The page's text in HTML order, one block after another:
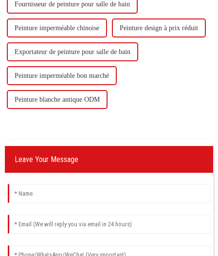
Fournisseur de peinture pour salle de bain
Peinture imperméable chinoise Peinture design à prix réduit
Exportateur de peinture pour salle de bain
Peinture imperméable bon marché
Peinture blanche antique ODM
Leave Your Message